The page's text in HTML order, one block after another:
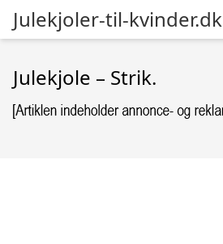
Julekjoler-til-kvinder.dk
Julekjole – Strik.